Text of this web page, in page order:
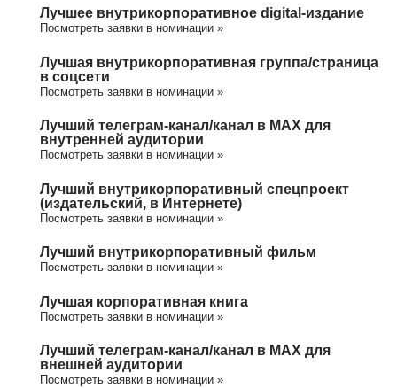
Лучшее внутрикорпоративное digital-издание
Посмотреть заявки в номинации »
Лучшая внутрикорпоративная группа/cтраница
в соцсети
Посмотреть заявки в номинации »
Лучший телеграм-канал/канал в МАХ для
внутренней аудитории
Посмотреть заявки в номинации »
Лучший внутрикорпоративный спецпроект
(издательский, в Интернете)
Посмотреть заявки в номинации »
Лучший внутрикорпоративный фильм
Посмотреть заявки в номинации »
Лучшая корпоративная книга
Посмотреть заявки в номинации »
Лучший телеграм-канал/канал в МАХ для
внешней аудитории
Посмотреть заявки в номинации »